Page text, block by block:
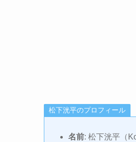
松下洸平のプロフィール
名前: 松下洸平（